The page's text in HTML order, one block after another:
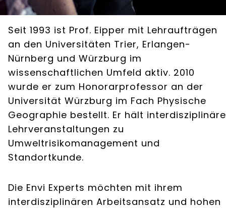
Seit 1993 ist Prof. Eipper mit Lehraufträgen
an den Universitäten Trier, Erlangen-
Nürnberg und Würzburg im
wissenschaftlichen Umfeld aktiv. 2010
wurde er zum Honorarprofessor an der
Universität Würzburg im Fach Physische
Geographie bestellt. Er hält interdisziplinäre
Lehrveranstaltungen zu
Umweltrisikomanagement und
Standortkunde.
Die Envi Experts möchten mit ihrem
interdisziplinären Arbeitsansatz und hohen